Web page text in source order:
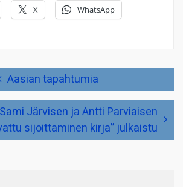
X WhatsApp
Aasian tapahtumia
Sami Järvisen ja Antti Parviaisen
sijoittaminen kirja” julkaistu